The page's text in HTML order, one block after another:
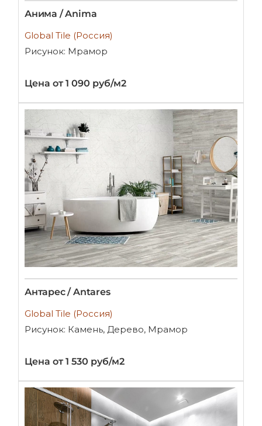
Анима / Anima
Global Tile (Россия)
Рисунок: Мрамор
Цена от 1 090 руб/м2
Антарес / Antares
Global Tile (Россия)
Рисунок: Камень, Дерево, Мрамор
Цена от 1 530 руб/м2